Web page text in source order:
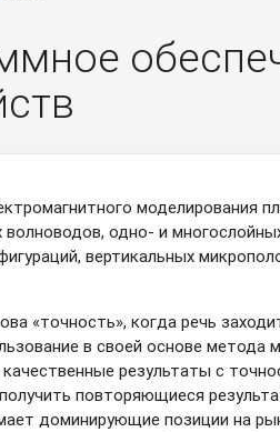
моделирования
одно- и
вертикальных
«точность», когда речь
в своей основе метода
результаты с
повторяющиеся
доминирующие позиции на